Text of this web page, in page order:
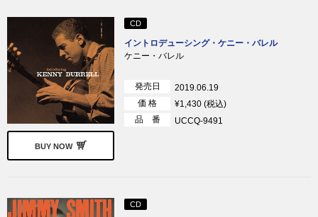
BUY NOW
CD
イントロデューシング・ケニー・バレル
ケニー・バレル
発売日
2019.06.19
価 格
¥1,430 (税込)
品 番
UCCQ-9491
CD